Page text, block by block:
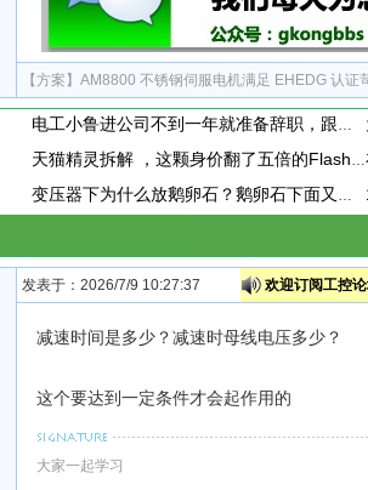
【方案】 AM8800 不锈钢伺服电机满足 EHEDG 认证
电工小鲁进公司不到一年就准备辞职，跟他聊天时。他说，现在上班天天混日子，学不到啥东西，准备辞职换工作。这个到底是为啥呢
天猫精灵拆解 ，这颗身价翻了五倍的Flash存储芯片，让我赚到了！
变压器下为什么放鹅卵石？鹅卵石下面又是啥？为什么要有水？
发表于：2026/7/9 10:27:37 欢迎订阅工控
减速时间是多少？减速时母线电压多少？
这个要达到一定条件才会起作用的
大家一起学习